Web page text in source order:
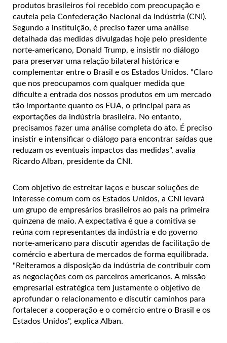
produtos brasileiros foi recebido com preocupação e
cautela pela Confederação Nacional da Indústria (CNI).
Segundo a instituição, é preciso fazer uma análise
detalhada das medidas divulgadas hoje pelo presidente
norte-americano, Donald Trump, e insistir no diálogo
para preservar uma relação bilateral histórica e
complementar entre o Brasil e os Estados Unidos. "Claro
que nos preocupamos com qualquer medida que
dificulte a entrada dos nossos produtos em um mercado
tão importante quanto os EUA, o principal para as
exportações da indústria brasileira. No entanto,
precisamos fazer uma análise completa do ato. É preciso
insistir e intensificar o diálogo para encontrar saídas que
reduzam os eventuais impactos das medidas", avalia
Ricardo Alban, presidente da CNI.
Com objetivo de estreitar laços e buscar soluções de
interesse comum com os Estados Unidos, a CNI levará
um grupo de empresários brasileiros ao país na primeira
quinzena de maio. A expectativa é que a comitiva se
reúna com representantes da indústria e do governo
norte-americano para discutir agendas de facilitação de
comércio e abertura de mercados de forma equilibrada.
"Reiteramos a disposição da indústria de contribuir com
as negociações com os parceiros americanos. A missão
empresarial estratégica tem justamente o objetivo de
aprofundar o relacionamento e discutir caminhos para
fortalecer a cooperação e o comércio entre o Brasil e os
Estados Unidos", explica Alban.